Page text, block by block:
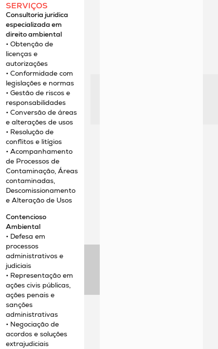
SERVIÇOS
Consultoria jurídica
especializada em
direito ambiental
• Obtenção de
licenças e
autorizações
• Conformidade com
legislações e normas
• Gestão de riscos e
responsabilidades
• Conversão de áreas
e alterações de usos
• Resolução de
conflitos e litígios
• Acompanhamento
de Processos de
Contaminação, Áreas
contaminadas,
Descomissionamento
e Alteração de Usos
Contencioso
Ambiental
• Defesa em
processos
administrativos e
judiciais
• Representação em
ações civis públicas,
ações penais e
sanções
administrativas
• Negociação de
acordos e soluções
extrajudiciais